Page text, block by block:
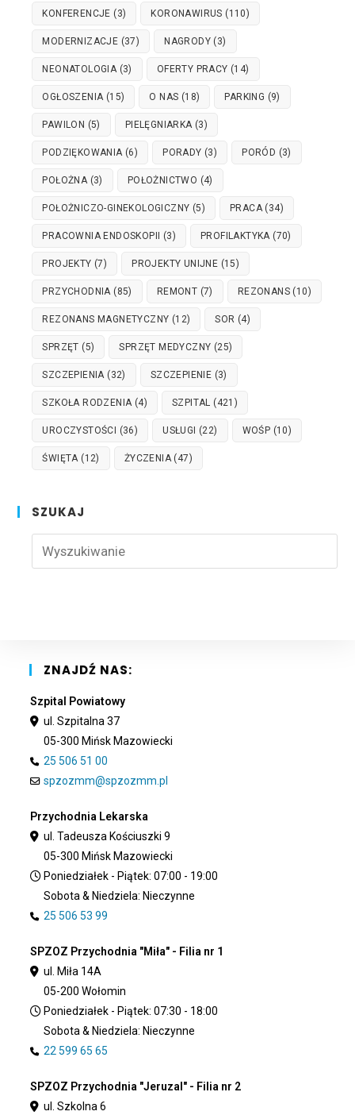
KONFERENCJE (3) KORONAWIRUS (110)
MODERNIZACJE (37) NAGRODY (3)
NEONATOLOGIA(3) OFERTY PRACY (14)
OGŁOSZENIA(15) O NAS (18) PARKING (9)
PAWILON (5) PIELĘGNIARKA(3)
PODZIĘKOWANIA(6) PORADY (3) PORÓD (3)
POŁOŻNA(3) POŁOŻNICTWO (4)
POŁOŻNICZO-GINEKOLOGICZNY (5) PRACA(34)
PRACOWNIA ENDOSKOPII (3) PROFILAKTYKA(70)
PROJEKTY (7) PROJEKTY UNIJNE (15)
PRZYCHODNIA(85) REMONT (7) REZONANS (10)
REZONANS MAGNETYCZNY (12) SOR (4)
SPRZĘT (5) SPRZĘT MEDYCZNY (25)
SZCZEPIENIA(32) SZCZEPIENIE (3)
SZKOŁA RODZENIA(4) SZPITAL (421)
UROCZYSTOŚCI (36) USŁUGI (22) WOŚP (10)
ŚWIĘTA(12) ŻYCZENIA(47)
SZUKAJ
ZNAJDŹ NAS:
Szpital Powiatowy
ul. Szpitalna 37
05-300 Mińsk Mazowiecki
25 506 51 00
spzozmm@spzozmm.pl
Przychodnia Lekarska
ul. Tadeusza Kościuszki 9
05-300 Mińsk Mazowiecki
Poniedziałek - Piątek: 07:00 - 19:00
Sobota & Niedziela: Nieczynne
25 506 53 99
SPZOZ Przychodnia "Miła" - Filia nr 1
ul. Miła 14A
05-200 Wołomin
Poniedziałek - Piątek: 07:30 - 18:00
Sobota & Niedziela: Nieczynne
22 599 65 65
SPZOZ Przychodnia "Jeruzal" - Filia nr 2
ul. Szkolna 6